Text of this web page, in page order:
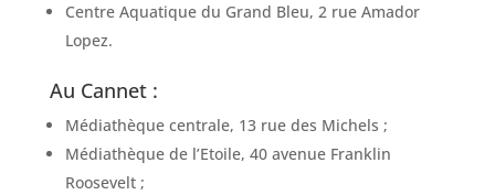
Centre Aquatique du Grand Bleu, 2 rue Amador
Lopez.
Au Cannet :
Médiathèque centrale, 13 rue des Michels ;
Médiathèque de l’Etoile, 40 avenue Franklin
Roosevelt ;